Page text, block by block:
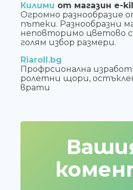
Килими от магазин e-
Огромно разнообразие
пътеки. Разнообразни
неповторимо цветово
голям избор размери.
Riaroll.bg
Профрсионална
ролетни щори,
врати